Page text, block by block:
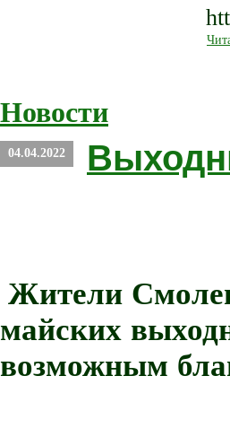
Новости
04.04.2022
Жители
майских
возможным